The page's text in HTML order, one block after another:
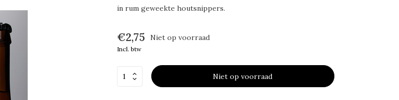
in rum geweekte houtsnippers.
€2,75 Niet op voorraad
Incl. btw
Niet op voorraad